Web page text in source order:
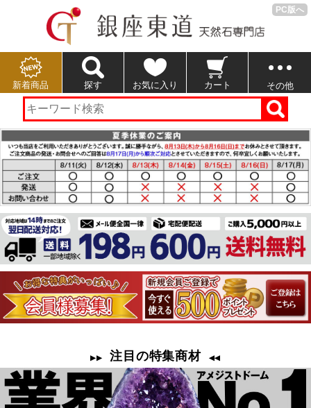
PC版へ
新着商品 探す お気に入り カート その他